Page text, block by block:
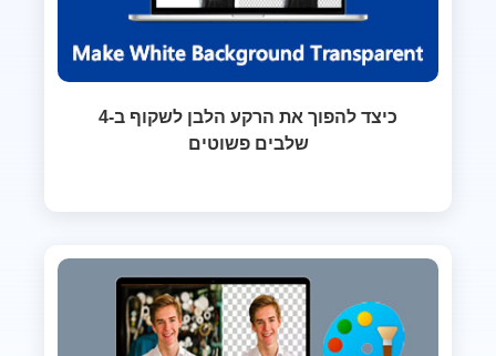
כיצד להפוך את הרקע הלבן לשקוף ב-4
שלבים פשוטים